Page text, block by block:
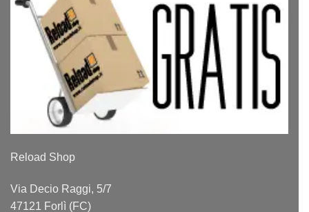
Reload Shop
Via Decio Raggi, 5/7
47121 Forlì (FC)